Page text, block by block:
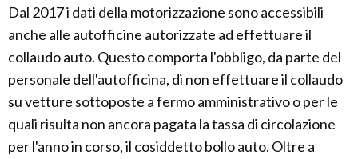
Dal 2017 i dati della motorizzazione sono accessibili
anche alle autofficine autorizzate ad effettuare il
collaudo auto. Questo comporta l'obbligo, da parte del
personale dell'autofficina, di non effettuare il collaudo
su vetture sottoposte a fermo amministrativo o per le
quali risulta non ancora pagata la tassa di circolazione
per l'anno in corso, il cosiddetto bollo auto. Oltre a